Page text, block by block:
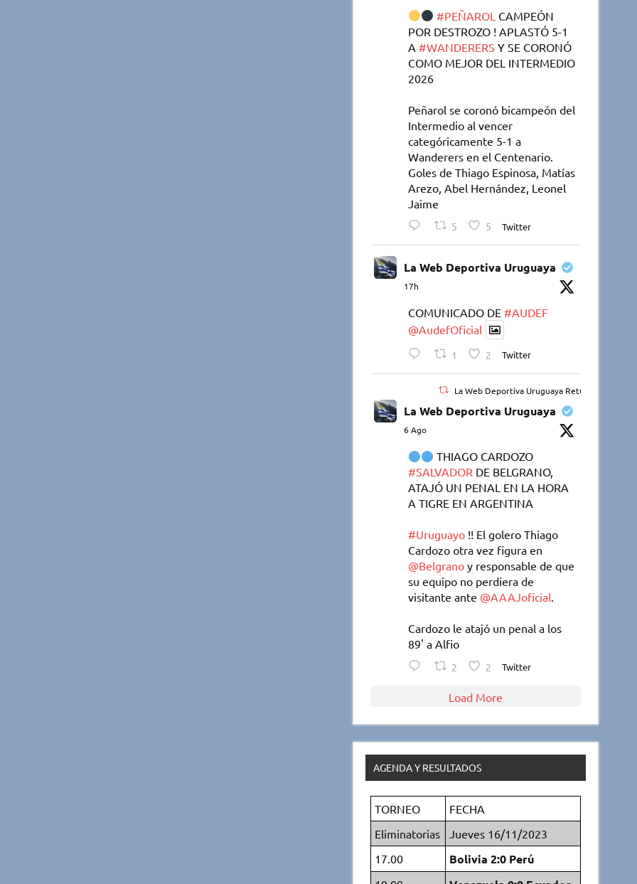
#PEÑAROL CAMPEÓN
POR DESTROZO ! APLASTÓ 5-1
A#WANDERERS Y SE CORONÓ
COMO MEJOR DEL INTERMEDIO
2026
Peñarol se coronó bicampeón del
Intermedio al vencer
categóricamente 5-1 a
Wanderers en el Centenario.
Goles de Thiago Espinosa, Matías
Arezo, Abel Hernández, Leonel
Jaime
5 5 Twitter
La Web Deportiva Uruguaya
17h
COMUNICADO DE#AUDEF
@AudefOficial
1 2 Twitter
La Web Deportiva Uruguaya Retuiteado
La Web Deportiva Uruguaya
6 Ago
THIAGO CARDOZO
#SALVADOR DE BELGRANO,
ATAJÓ UN PENAL EN LA HORA
A TIGRE EN ARGENTINA
#Uruguayo !! El golero Thiago
Cardozo otra vez figura en
@Belgrano y responsable de que
su equipo no perdiera de
visitante ante @AAAJoficial.
Cardozo le atajó un penal a los
89' a Alfio
2 2 Twitter
Load More
AGENDA Y RESULTADOS
TORNEO
FECHA
Eliminatorias
Jueves 16/11/2023
17.00
Bolivia 2:0 Perú